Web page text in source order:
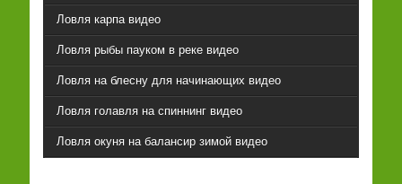
Ловля карпа видео
Ловля рыбы пауком в реке видео
Ловля на блесну для начинающих видео
Ловля голавля на спиннинг видео
Ловля окуня на балансир зимой видео